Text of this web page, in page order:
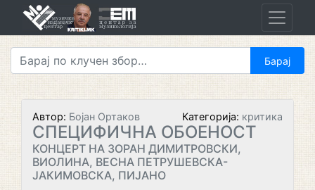
Автор: Бојан Ортаков Категорија: критика
СПЕЦИФИЧНА ОБОЕНОСТ
КОНЦЕРТ НА ЗОРАН ДИМИТРОВСКИ,
ВИОЛИНА, ВЕСНА ПЕТРУШЕВСКА-
ЈАКИМОВСКА, ПИЈАНО